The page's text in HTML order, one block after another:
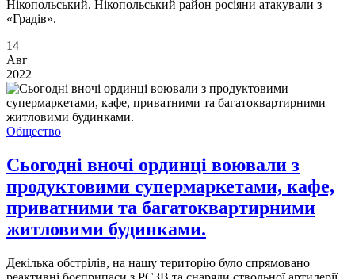
Нікопольський. Нікопольський район росіяни атакували з
«Градів».
14
Авг
2022
Общество
Сьогодні вночі ординці воювали з
продуктовими супермаркетами, кафе,
приватними та багатоквартирними
житловими будинками.
Декілька обстрілів, на нашу територію було спрямовано